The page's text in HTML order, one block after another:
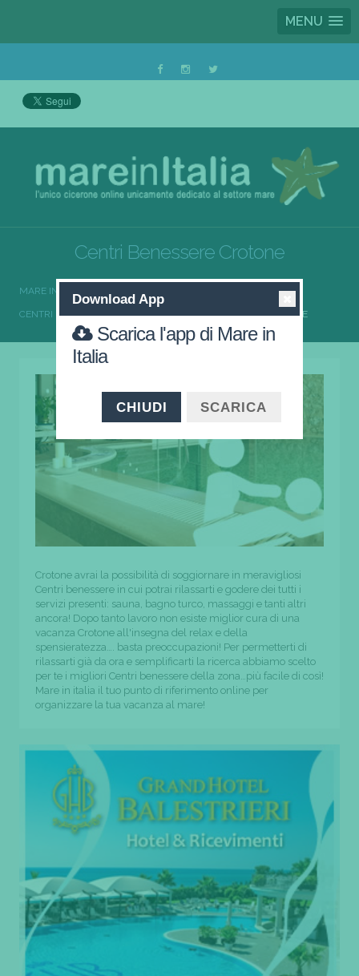
MENU
Centri Benessere Crotone
MARE IN ITALIA
CENTRI BENESSERE CALABRIA CENTRI BENESSERE CROTONE
Crotone avrai la possibilità di soggiornare in meravigliosi
Centri benessere in cui potrai rilassarti e godere dei tutti i
servizi presenti: sauna, bagno turco, massaggi e tanti altri
ancora! Dopo tanto lavoro non esiste miglior cura di una
vacanza Crotone all'insegna del relax e della
spensieratezza…. basta preoccupazioni! Per permetterti di
rilassarti già da ora e semplificarti la ricerca abbiamo scelto
per te i migliori Centri benessere della zona…più facile di così!
Mare in italia il tuo punto di riferimento online per
organizzare la tua vacanza al mare!
Download App
Scarica l'app di Mare in
Italia
CHIUDI SCARICA